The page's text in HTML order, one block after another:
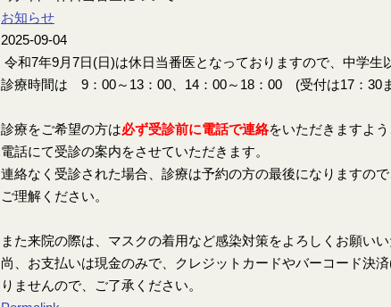
お知らせ
2025-09-04
令和7年9月7日(日)は休日当番医となっておりますので、中学生
診療時間は 9：00～13：00、14：00～18：00 (受付は17：30
診療をご希望の方は必ず受診前に電話で連絡をいただきますよ
電話にて受診の案内をさせていただきます。
連絡なく受診された場合、診療は予約の方の最後になりますの
ご理解ください。
また来院の際は、マスクの着用など感染対策をよろしくお願いい
尚、お支払いは現金のみで、クレジットカードやバーコード決
りませんので、ご了承ください。